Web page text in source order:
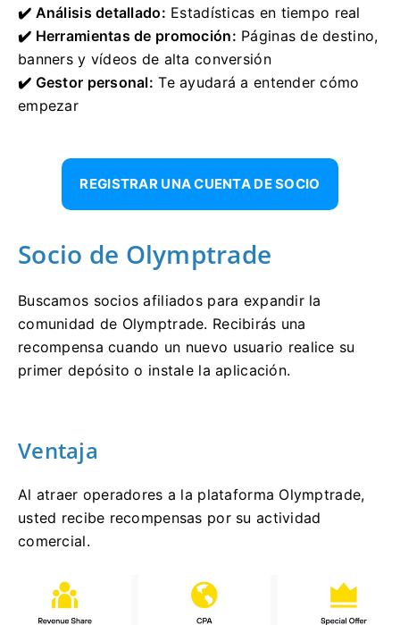
✔️ Análisis detallado: Estadísticas en tiempo real
✔️ Herramientas de promoción: Páginas de destino,
banners y vídeos de alta conversión
✔️ Gestor personal: Te ayudará a entender cómo
empezar
REGISTRAR UNA CUENTA DE SOCIO
Socio de Olymptrade
Buscamos socios afiliados para expandir la
comunidad de Olymptrade. Recibirás una
recompensa cuando un nuevo usuario realice su
primer depósito o instale la aplicación.
Ventaja
Al atraer operadores a la plataforma Olymptrade,
usted recibe recompensas por su actividad
comercial.